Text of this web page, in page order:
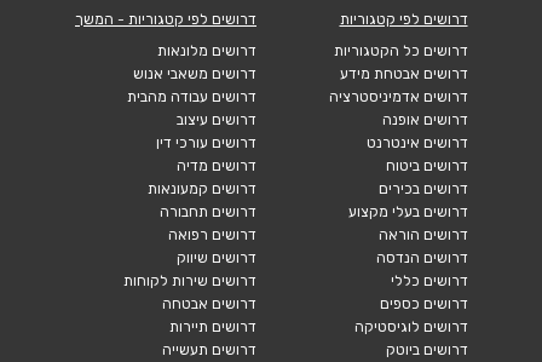
דרושים לפי קטגוריות
דרושים כל הקטגוריות
דרושים אבטחת מידע
דרושים אדמיניסטרציה
דרושים אופנה
דרושים אינטרנט
דרושים ביטוח
דרושים בכירים
דרושים בעלי מקצוע
דרושים הוראה
דרושים הנדסה
דרושים כללי
דרושים כספים
דרושים לוגיסטיקה
דרושים ביוטק
דרושים לפי קטגוריות - המשך
דרושים מלונאות
דרושים משאבי אנוש
דרושים עבודה מהבית
דרושים עיצוב
דרושים עורכי דין
דרושים מדיה
דרושים קמעונאות
דרושים תחבורה
דרושים רפואה
דרושים שיווק
דרושים שירות לקוחות
דרושים אבטחה
דרושים תיירות
דרושים תעשייה